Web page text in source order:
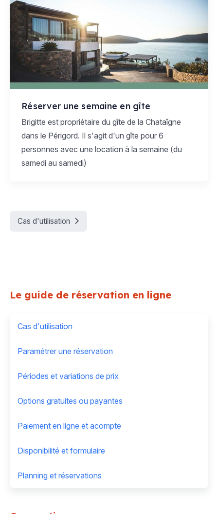
Réserver une semaine en gîte
Brigitte est propriétaire du gîte de la Chataîgne
dans le Périgord. Il s'agit d'un gîte pour 6
personnes avec une location à la semaine (du
samedi au samedi)
Cas d'utilisation
Le guide de réservation en ligne
Cas d'utilisation
Paramétrer une réservation
Périodes et variations de prix
Options gratuites ou payantes
Paiement en ligne et acompte
Disponibilité et formulaire
Planning et réservations